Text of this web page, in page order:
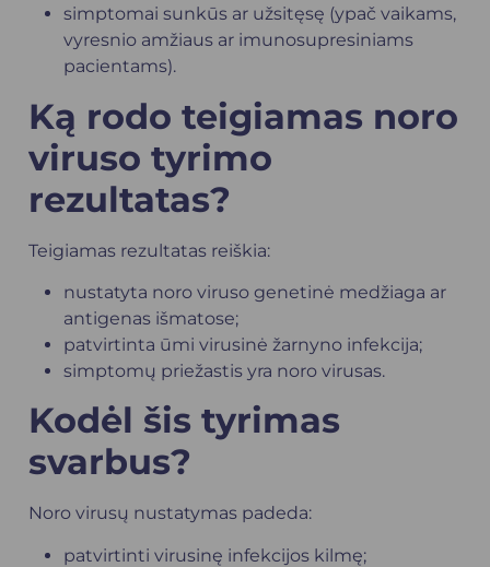
simptomai sunkūs ar užsitęsę (ypač vaikams,
vyresnio amžiaus ar imunosupresiniams
pacientams).
Ką rodo teigiamas noro
viruso tyrimo
rezultatas?
Teigiamas rezultatas reiškia:
nustatyta noro viruso genetinė medžiaga ar
antigenas išmatose;
patvirtinta ūmi virusinė žarnyno infekcija;
simptomų priežastis yra noro virusas.
Kodėl šis tyrimas
svarbus?
Noro virusų nustatymas padeda:
patvirtinti virusinę infekcijos kilmę;